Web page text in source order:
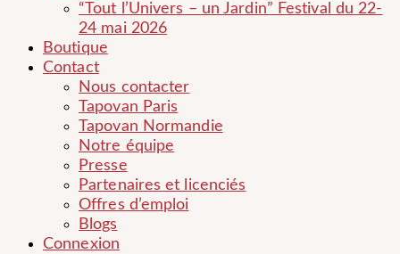
“Tout l’Univers – un Jardin” Festival du 22-
24 mai 2026
Boutique
Contact
Nous contacter
Tapovan Paris
Tapovan Normandie
Notre équipe
Presse
Partenaires et licenciés
Offres d’emploi
Blogs
Connexion